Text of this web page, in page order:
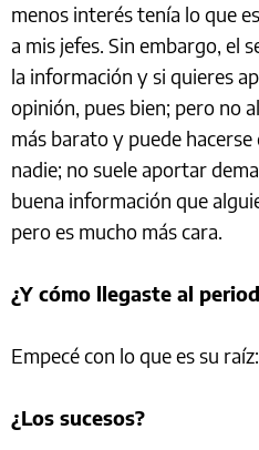
menos interés tenía lo que
a mis jefes. Sin embargo, el
la información y si quieres
opinión, pues bien; pero no
más barato y puede hacerse
nadie; no suele aportar
buena información que
pero es mucho más cara.
¿Y cómo llegaste al
Empecé con lo que es su
¿Los sucesos?